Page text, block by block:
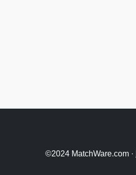
©2024 MatchWare.com ·